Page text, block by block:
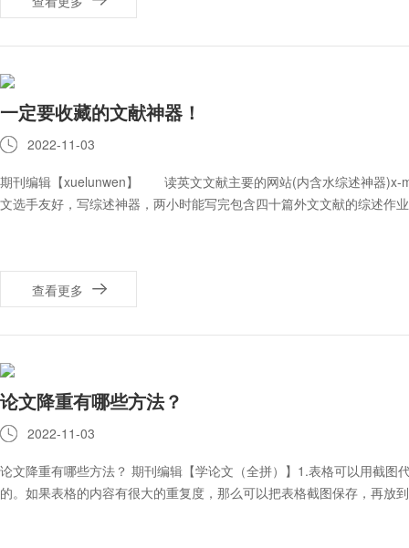
一定要收藏的文献神器！
2022-11-03
期刊编辑【xuelunwen】 读英文文献主要的网站(内含水综述神器
文选手友好，写综述神器，两小时能写完包含四十篇外文文献的综述作
查看更多
论文降重有哪些方法？
2022-11-03
论文降重有哪些方法？ 期刊编辑【学论文（全拼）】1.表格可以用截图
的。如果表格的内容有很大的重复度，那么可以把表格截图保存，再放